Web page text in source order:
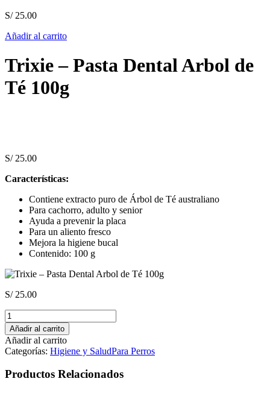
S/25.00
Añadir al carrito
Trixie – Pasta Dental Arbol de
Té 100g
S/25.00
Características:
Contiene extracto puro de Árbol de Té australiano
Para cachorro, adulto y senior
Ayuda a prevenir la placa
Para un aliento fresco
Mejora la higiene bucal
Contenido: 100 g
S/25.00
Trixie
–
Pasta
Dental
Arbol
de
Té
Añadir al carrito
Añadir al carrito
Categorías: Higiene y SaludPara Perros
Productos Relacionados